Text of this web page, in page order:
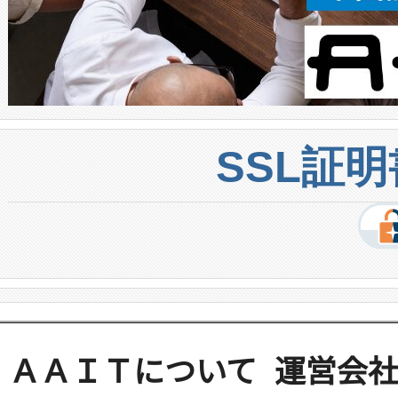
SSL証
ＡＡＩＴについて 運営会社